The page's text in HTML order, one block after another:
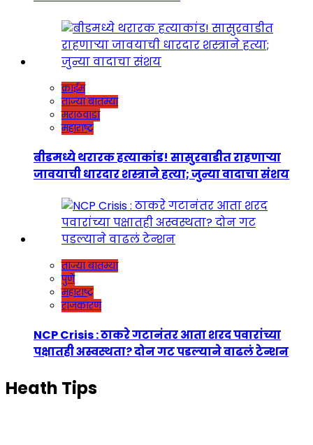
क्राईम
ताज्या बातम्या
मराठवाडा
महाराष्ट्र
बीडमध्ये थरारक हत्याकांड! सासुरवाडीत राहणाऱ्या
जावयाची धारदार शस्त्राने हत्या; जुन्या वादाचा संशय
ताज्या बातम्या
पुणे
महाराष्ट्र
राजकारण
NCP Crisis : ठाकरे गटानंतर आता शरद पवारांच्या
पक्षातही अस्वस्थता? दोन गट पडल्याने वाढलं टेन्शन
Heath Tips